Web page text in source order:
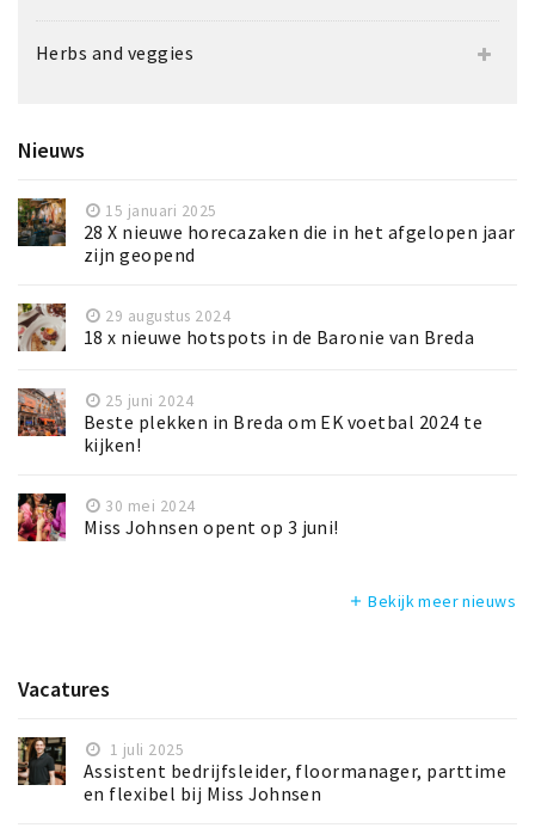
Herbs and veggies
Nieuws
15 januari 2025
28 X nieuwe horecazaken die in het afgelopen jaar
zijn geopend
29 augustus 2024
18 x nieuwe hotspots in de Baronie van Breda
25 juni 2024
Beste plekken in Breda om EK voetbal 2024 te
kijken!
30 mei 2024
Miss Johnsen opent op 3 juni!
add Bekijk meer nieuws
Vacatures
1 juli 2025
Assistent bedrijfsleider, floormanager, parttime
en flexibel bij Miss Johnsen